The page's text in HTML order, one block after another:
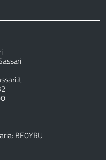
BE0YRU